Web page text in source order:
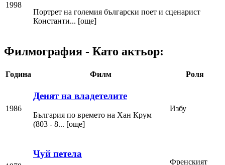
1998
Портрет на големия български поет и сценарист
Константи... [още]
Филмография - Като актьор:
Година Филм Роля
1986
Денят на владетелите
България по времето на Хан Крум
(803 - 8... [още]
Избу
Чуй петела
Френският